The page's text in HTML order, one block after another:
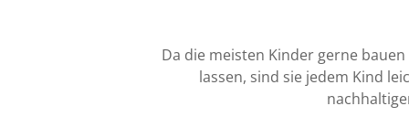
Da die meisten Kinder gerne
lassen, sind sie jedem Kind